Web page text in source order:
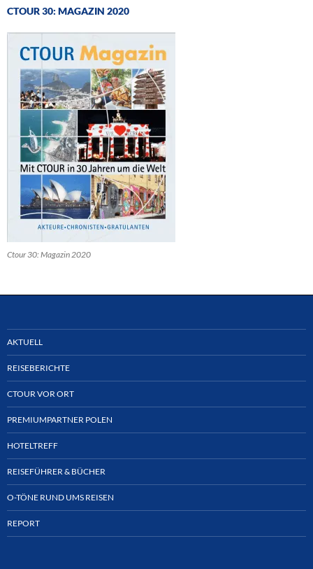
CTOUR 30: MAGAZIN 2020
Ctour 30: Magazin 2020
AKTUELL
REISEBERICHTE
CTOUR VOR ORT
PREMIUMPARTNER POLEN
HOTELTREFF
REISEFÜHRER & BÜCHER
O-TÖNE RUND UMS REISEN
REPORT